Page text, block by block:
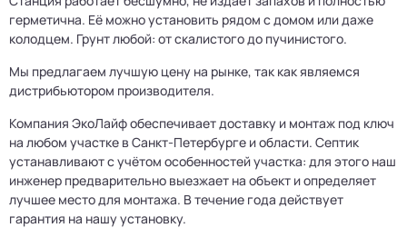
герметична. Её можно установить рядом с домом или даже
колодцем. Грунт любой: от скалистого до пучинистого.
Мы предлагаем лучшую цену на рынке, так как являемся
дистрибьютором производителя.
Компания ЭкоЛайф обеспечивает доставку и монтаж под ключ
на любом участке в Санкт-Петербурге и области. Септик
устанавливают с учётом особенностей участка: для этого наш
инженер предварительно выезжает на объект и определяет
лучшее место для монтажа. В течение года действует
гарантия на нашу установку.